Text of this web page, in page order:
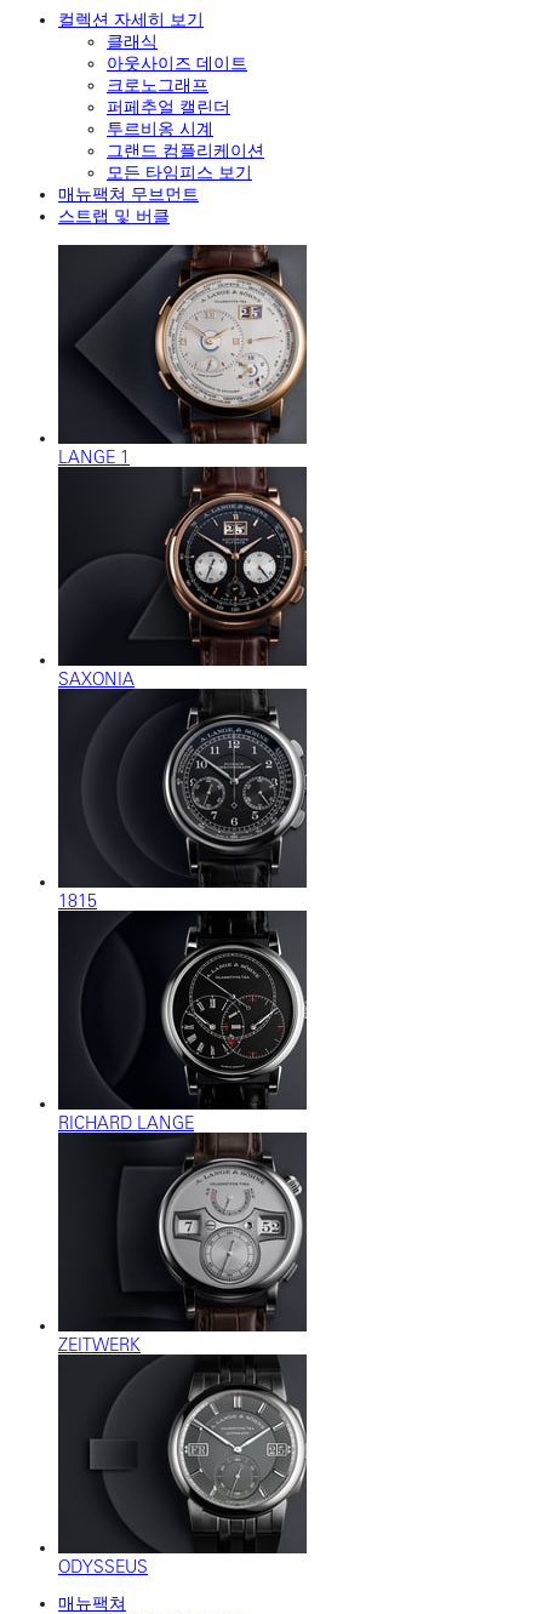
컬렉션 자세히 보기
클래식
아웃사이즈 데이트
크로노그래프
퍼페추얼 캘린더
투르비옹 시계
그랜드 컴플리케이션
모든 타임피스 보기
매뉴팩쳐 무브먼트
스트랩 및 버클
LANGE 1
SAXONIA
1815
RICHARD LANGE
ZEITWERK
ODYSSEUS
매뉴팩쳐